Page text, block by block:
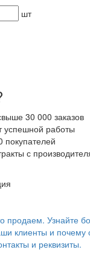
шт
30 000 заказов
успешной работы
покупателей
с
продаем. Узнайте
клиенты и почему
и реквизиты.